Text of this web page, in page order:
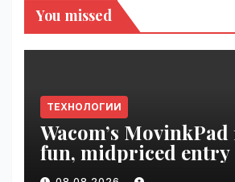
You missed
ТЕХНОЛОГИИ
Wacom’s MovinkPad
fun, midpriced entry
digital artists |